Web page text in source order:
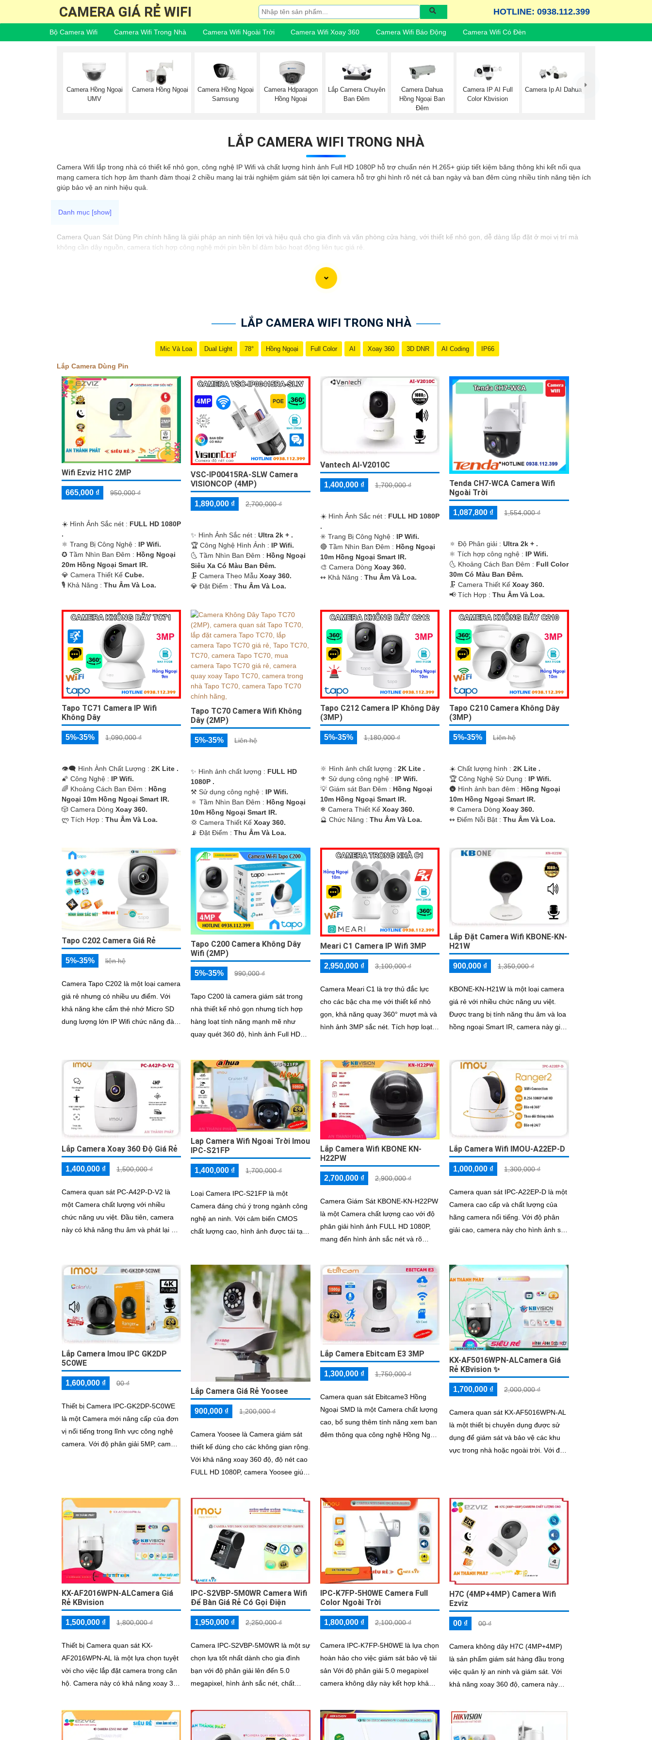
CAMERA GIÁ RẺ WIFI HOTLINE: 0938.112.399
Bộ Camera Wifi Camera Wifi Trong Nhà Camera Wifi Ngoài Trời Camera Wifi Xoay 360 Camera Wifi Báo Động Camera Wifi Có Đèn
Camera Hồng Ngoại
UMV
Camera Hồng Ngoại
Camera Hồng Ngoại
Samsung
Camera Hdparagon
Hồng Ngoại
Lắp Camera Chuyên
Ban Đêm
Camera Dahua
Hồng Ngoại Ban
Đêm
Camera IP AI Full
Color Kbvision
Camera Ip AI Dahua
LẮP CAMERA WIFI TRONG NHÀ
Camera Wifi lắp trong nhà có thiết kế nhỏ gọn, công nghệ IP Wifi và chất lượng hình ảnh Full HD 1080P hỗ trợ chuẩn nén H.265+ giúp tiết kiệm băng thông khi kết nối qua
mạng camera tích hợp âm thanh đàm thoại 2 chiều mang lại trải nghiệm giám sát tiện lợi camera hỗ trợ ghi hình rõ nét cả ban ngày và ban đêm cùng nhiều tính năng tiện ích
giúp bảo vệ an ninh hiệu quả.
Camera Quan Sát Dùng Pin chính hãng là giải pháp an ninh tiện lợi và hiệu quả cho gia đình và văn phòng cửa hàng, với thiết kế nhỏ gọn, dễ dàng lắp đặt ở mọi vị trí mà
không cần dây nguồn, camera tích hợp công nghệ mới pin bền bỉ đảm bảo hoạt động liên tục giá rẻ.
LẮP CAMERA WIFI TRONG NHÀ
Mic Và Loa Dual Light 78° Hồng Ngoại Full Color AI Xoay 360 3D DNR AI Coding IP66
Lắp Camera Dùng Pin
Wifi Ezviz H1C 2MP
665,000 ₫ 950,000 ₫
☀️ Hình Ảnh Sắc nét : FULL HD 1080P
.
⚛️ Trang Bị Công Nghệ : IP Wifi.
✪ Tầm Nhìn Ban Đêm : Hồng Ngoại
20m Hồng Ngoại Smart IR.
💎 Camera Thiết Kế Cube.
️🎙 Khả Năng : Thu Âm Và Loa.
VSC-IP00415RA-SLW Camera
VISIONCOP (4MP)
1,890,000 ₫ 2,700,000 ₫
✨ Hình Ảnh Sắc nét :Ultra 2k + .
🏆 Công Nghệ Hình Ảnh : IP Wifi.
🌜 Tầm Nhìn Ban Đêm : Hồng Ngoại
Siêu Xa Có Màu Ban Ðêm.
🗜️ Camera Theo MẫuXoay 360.
️💎 Đặt Điểm :Thu Âm Và Loa.
Vantech AI-V2010C
1,400,000 ₫ 1,700,000 ₫
☀️ Hình Ảnh Sắc nét : FULL HD 1080P
.
✳️ Trang Bị Công Nghệ : IP Wifi.
🔴 Tầm Nhìn Ban Đêm : Hồng Ngoại
10m Hồng Ngoại Smart IR.
🎨 Camera Dòng Xoay 360.
️↭ Khả Năng : Thu Âm Và Loa.
Tenda CH7-WCA Camera Wifi
Ngoài Trời
1,087,800 ₫ 1,554,000 ₫
🔅 Độ Phân giải :Ultra 2k + .
⚛️ Tích hợp công nghệ : IP Wifi.
🌜 Khoảng Cách Ban Đêm : Full Color
30m Có Màu Ban Ðêm.
🗜️ Camera Thiết KếXoay 360.
️📢 Tích Hợp :Thu Âm Và Loa.
Tapo TC71 Camera IP Wifi
Không Dây
5%-35% 1,090,000 ₫
👁️‍🗨 Hình Ành Chất Lượng : 2K Lite .
🌠 Công Nghệ : IP Wifi.
🌈 Khoảng Cách Ban Đêm : Hồng
Ngoại 10m Hồng Ngoại Smart IR.
🎲 Camera Dòng Xoay 360.
️ლ Tích Hợp : Thu Âm Và Loa.
Tapo TC70 Camera Wifi Không
Dây (2MP)
5%-35% Liên hệ
✨ Hình ảnh chất lượng : FULL HD
1080P .
⚒ Sử dụng công nghệ : IP Wifi.
🔅 Tầm Nhìn Ban Đêm : Hồng Ngoại
10m Hồng Ngoại Smart IR.
💢 Camera Thiết KếXoay 360.
️📡 Đặt Điểm :Thu Âm Và Loa.
Tapo C212 Camera IP Không Dây
(3MP)
5%-35% 1,180,000 ₫
🔆 Hình ảnh chất lượng : 2K Lite .
⚜️ Sử dụng công nghệ : IP Wifi.
💡 Giám sát Ban Đêm : Hồng Ngoại
10m Hồng Ngoại Smart IR.
❄ Camera Thiết Kế Xoay 360.
️🔮 Chức Năng : Thu Âm Và Loa.
Tapo C210 Camera Không Dây
(3MP)
5%-35% Liên hệ
☀️ Chất lượng hình :2K Lite .
🏆 Công Nghệ Sử Dụng : IP Wifi.
🌚 Hình ảnh ban đêm : Hồng Ngoại
10m Hồng Ngoại Smart IR.
❄ Camera DòngXoay 360.
️↭ Điểm Nỗi Bật :Thu Âm Và Loa.
Tapo C202 Camera Giá Rẻ
5%-35% liên hệ
Camera Tapo C202 là một loại camera
giá rẻ nhưng có nhiều ưu điểm. Với
khả năng khe cắm thẻ nhớ Micro SD
dung lượng lớn IP Wifi chức năng đàm
Tapo C200 Camera Không Dây
Wifi (2MP)
5%-35% 990,000 ₫
Tapo C200 là camera giám sát trong
nhà thiết kế nhỏ gọn nhưng tích hợp
hàng loạt tính năng mạnh mẽ như
quay quét 360 độ, hình ảnh Full HD
hồng ngoại rõ đến 10m. Camera đàm
thoại hai chiều lưu trữ lâu dài với khe
thẻ nhớ hỗ trợ đến 512GB
Meari C1 Camera IP Wifi 3MP
2,950,000 ₫ 3,100,000 ₫
Camera Meari C1 là trợ thủ đắc lực
cho các bậc cha mẹ với thiết kế nhỏ
gọn, khả năng quay 360° mượt mà và
hình ảnh 3MP sắc nét. Tích hợp loạt
nhận diện chuyển động người và quan
sát ban đêm hồng ngoại 10m, giúp
bạn luôn kết nối và bảo vệ con yêu
mọi lúc
Lắp Đặt Camera Wifi KBONE-KN-
H21W
900,000 ₫ 1,350,000 ₫
KBONE-KN-H21W là một loại camera
giá rẻ với nhiều chức năng ưu việt.
Được trang bị tính năng thu âm và loa
hồng ngoại Smart IR, camera này giúp
Lắp Camera Xoay 360 Độ Giá Rẻ
1,400,000 ₫ 1,500,000 ₫
Camera quan sát PC-A42P-D-V2 là
một Camera chất lượng với nhiều
chức năng ưu việt. Đầu tiên, camera
này có khả năng thu âm và phát lại âm
Lap Camera Wifi Ngoai Trời Imou
IPC-S21FP
1,400,000 ₫ 1,700,000 ₫
Loại Camera IPC-S21FP là một
Camera đáng chú ý trong ngành công
nghệ an ninh. Với cảm biến CMOS
chất lượng cao, hình ảnh được tái tạo
Lắp Camera Wifi KBONE KN-
H22PW
2,700,000 ₫ 2,900,000 ₫
Camera Giám Sát KBONE-KN-H22PW
là một Camera chất lượng cao với độ
phân giải hình ảnh FULL HD 1080P,
mang đến hình ảnh sắc nét và rõ
là...
Lắp Camera Wifi IMOU-A22EP-D
1,000,000 ₫ 1,300,000 ₫
Camera quan sát IPC-A22EP-D là một
Camera cao cấp và chất lượng của
hãng camera nổi tiếng. Với độ phân
giải cao, camera này cho hình ảnh sắc
Lắp Camera Imou IPC GK2DP
5C0WE
1,600,000 ₫ 00 ₫
Thiết bị Camera IPC-GK2DP-5C0WE
là một Camera mới nâng cấp của đơn
vị nổi tiếng trong lĩnh vực công nghệ
camera. Với độ phân giải 5MP, camera
Lắp Camera Giá Rẻ Yoosee
900,000 ₫ 1,200,000 ₫
Camera Yoosee là Camera giám sát
thiết kế dùng cho các không gian rộng.
Với khả năng xoay 360 độ, độ nét cao
FULL HD 1080P, camera Yoosee giúp
Lắp Camera Ebitcam E3 3MP
1,300,000 ₫ 1,750,000 ₫
Camera quan sát Ebitcame3 Hồng
Ngoại SMD là một Camera chất lượng
cao, bổ sung thêm tính năng xem ban
đêm thông qua công nghệ Hồng Ngoại
KX-AF5016WPN-ALCamera Giá
Rẻ KBvision ✨
1,700,000 ₫ 2,000,000 ₫
Camera quan sát KX-AF5016WPN-AL
là một thiết bị chuyên dụng được sử
dụng để giám sát và bảo vệ các khu
vực trong nhà hoặc ngoài trời. Với độ
KX-AF2016WPN-ALCamera Giá
Rẻ KBvision
1,500,000 ₫ 1,800,000 ₫
Thiết bị Camera quan sát KX-
AF2016WPN-AL là một lựa chọn tuyệt
vời cho việc lắp đặt camera trong căn
hộ. Camera này có khả năng xoay 360
độ phân giải FULL HD 1080P
IPC-S2VBP-5M0WR Camera Wifi
Để Bàn Giá Rẻ Có Gọi Điện
1,950,000 ₫ 2,250,000 ₫
Camera IPC-S2VBP-5M0WR là một sự
chọn lựa tốt nhất dành cho gia đình
bạn với độ phân giải lên đến 5.0
megapixel, hình ảnh sắc nét, chất
thiện bởi công nghệ IP Wifi
IPC-K7FP-5H0WE Camera Full
Color Ngoài Trời
1,800,000 ₫ 2,100,000 ₫
Camera IPC-K7FP-5H0WE là lựa chọn
hoàn hảo cho việc giám sát bảo vệ tài
sản Với độ phân giải 5.0 megapixel
camera không dây này kết hợp khả
minh và phát hiện hình dáng người
H7C (4MP+4MP) Camera Wifi
Ezviz
00 ₫ 00 ₫
Camera không dây H7C (4MP+4MP)
là sản phẩm giám sát hàng đầu trong
việc quản lý an ninh và giám sát. Với
khả năng xoay 360 độ, camera này
rộng lớn mà không bỏ sót bất kỳ góc
nào